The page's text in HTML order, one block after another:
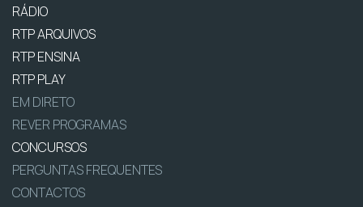
RÁDIO
RTP ARQUIVOS
RTP ENSINA
RTP PLAY
EM DIRETO
REVER PROGRAMAS
CONCURSOS
PERGUNTAS FREQUENTES
CONTACTOS